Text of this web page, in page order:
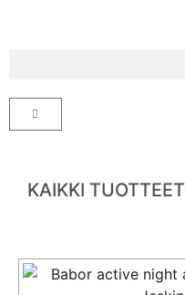
KAIKKI TUOTTEET